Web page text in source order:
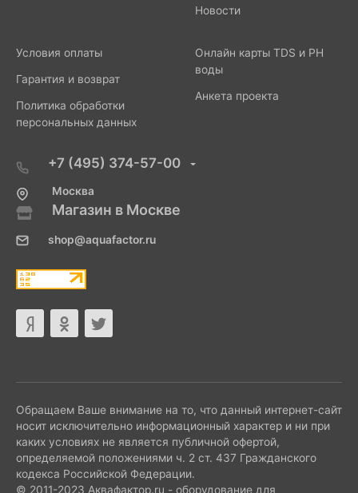
Новости
Условия оплаты
Гарантия и возврат
Политика обработки
персональных данных
Онлайн карты TDS и PH
воды
Анкета проекта
+7 (495) 374-57-00
Москва
Магазин в Москве
shop@aquafactor.ru
Обращаем Ваше внимание на то, что данный интернет-сайт
носит исключительно информационный характер и ни при
каких условиях не является публичной офертой,
определяемой положениями ч. 2 ст. 437 Гражданского
кодекса Российской Федерации.
© 2011-2023 Аквафактор.ru - оборудование для